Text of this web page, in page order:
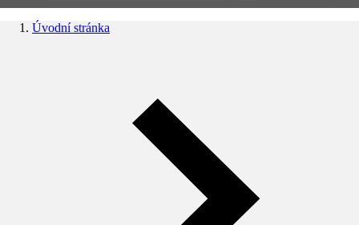
Úvodní stránka